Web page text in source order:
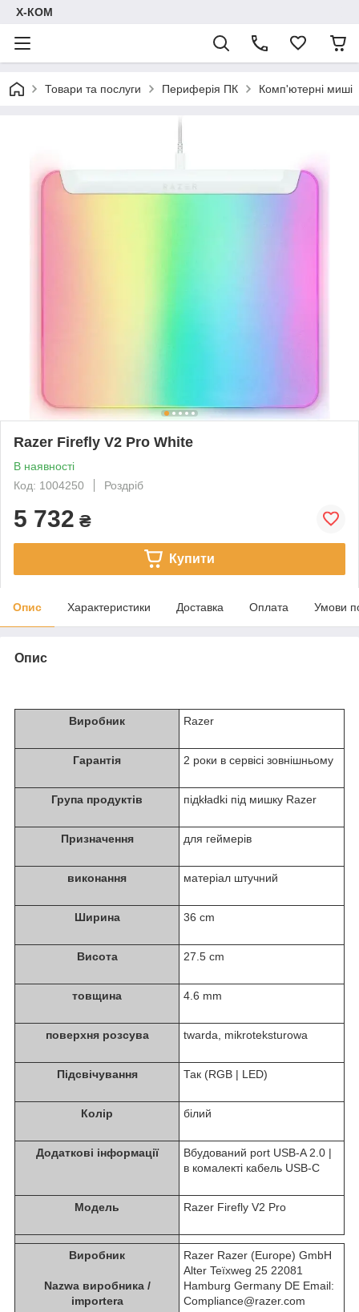
Х-КОМ
Товари та послуги Периферія ПК Комп'ютерні миші
Razer Firefly V2 Pro White
В наявності
Код: 1004250
Роздріб
5 732 ₴
Купити
Опис Характеристики Доставка Оплата Умови
Опис
Виробник Razer
Гарантія 2 роки в сервісі зовнішньому
Група продуктів підkładki під мишку Razer
Призначення для геймерів
виконання матеріал штучний
Ширина 36 cm
Висота 27.5 cm
товщина 4.6 mm
поверхня розсува twarda, mikroteksturowa
Підсвічування Так (RGB | LED)
Колір білий
Додаткові інформації
Вбудований port USB-A 2.0 |
в комалекті кабель USB-C
Модель Razer Firefly V2 Pro
Виробник
Nazwa виробника /
importera
Razer Razer (Europe) GmbH
Alter Teїхweg 25 22081
Hamburg Germany DE Email:
Compliance@razer.com